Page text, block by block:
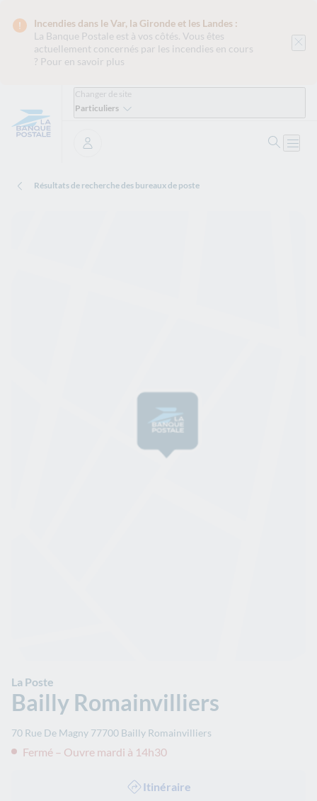
Incendies dans le Var, la Gironde et les Landes :
La Banque Postale est à vos côtés. Vous êtes
actuellement concernés par les incendies en cours
? Pour en savoir plus
Changer de site
Particuliers
Se connecter
Résultats de recherche des bureaux de poste
La Poste
Bailly Romainvilliers
70 Rue De Magny 77700 Bailly Romainvilliers
Fermé – Ouvre mardi à 14h30
Itinéraire